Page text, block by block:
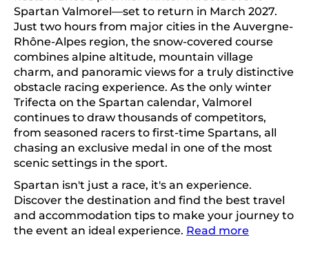
Spartan Valmorel—set to return in March 2027.
Just two hours from major cities in the Auvergne-
Rhône-Alpes region, the snow-covered course
combines alpine altitude, mountain village
charm, and panoramic views for a truly distinctive
obstacle racing experience. As the only winter
Trifecta on the Spartan calendar, Valmorel
continues to draw thousands of competitors,
from seasoned racers to first-time Spartans, all
chasing an exclusive medal in one of the most
scenic settings in the sport.
Spartan isn't just a race, it's an experience.
Discover the destination and find the best travel
and accommodation tips to make your journey to
the event an ideal experience. Read more